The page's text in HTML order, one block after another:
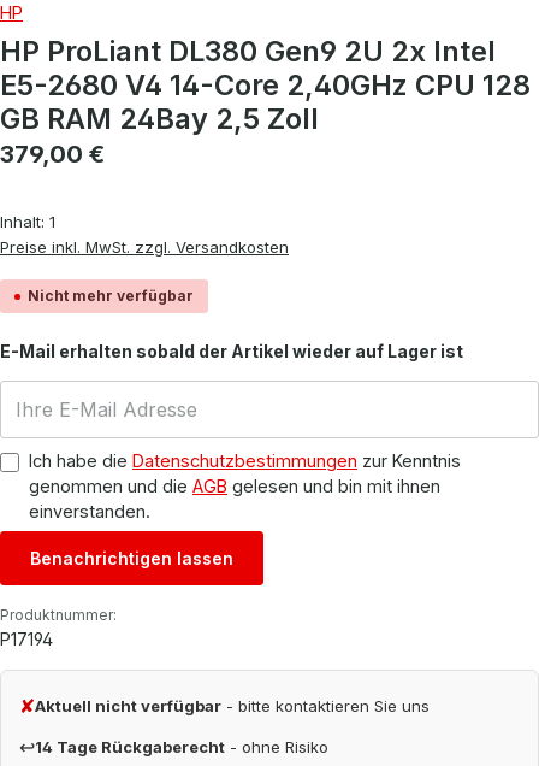
HP
HP ProLiant DL380 Gen9 2U 2x Intel
E5-2680 V4 14-Core 2,40GHz CPU 128
GB RAM 24Bay 2,5 Zoll
Regulärer Preis:
379,00 €
Inhalt: 1
Preise inkl. MwSt. zzgl. Versandkosten
Nicht mehr verfügbar
E-Mail erhalten sobald der Artikel wieder auf Lager ist
Ich habe die Datenschutzbestimmungen zur Kenntnis
genommen und die AGB gelesen und bin mit ihnen
einverstanden.
Benachrichtigen lassen
Produktnummer:
P17194
✘Aktuell nicht verfügbar - bitte kontaktieren Sie uns
↩14 Tage Rückgaberecht - ohne Risiko